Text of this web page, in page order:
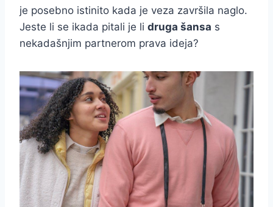
je posebno istinito kada je veza završila naglo.
Jeste li se ikada pitali je li druga šansa s
nekadašnjim partnerom prava ideja?